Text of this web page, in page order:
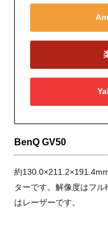
BenQ GV50
約
ターです。解像度はフ
はレーザーです。